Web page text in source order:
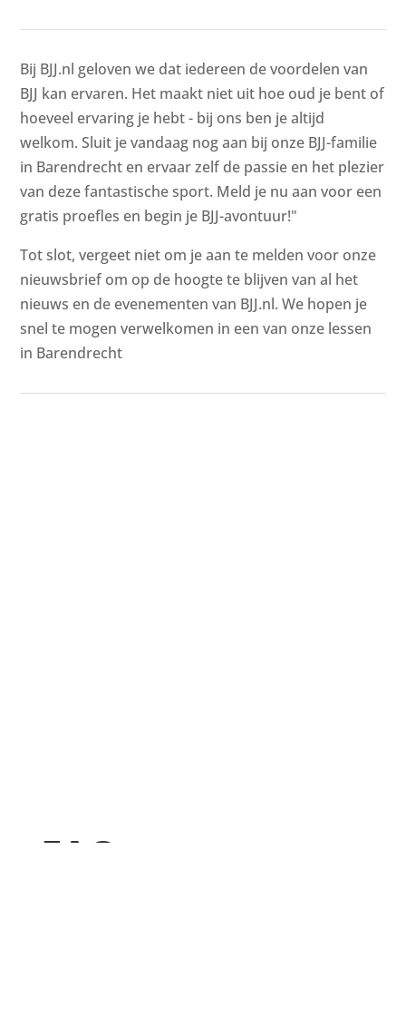
Bij BJJ.nl geloven we dat iedereen de voordelen van
BJJ kan ervaren. Het maakt niet uit hoe oud je bent of
hoeveel ervaring je hebt - bij ons ben je altijd
welkom. Sluit je vandaag nog aan bij onze BJJ-familie
in Barendrecht en ervaar zelf de passie en het plezier
van deze fantastische sport. Meld je nu aan voor een
gratis proefles en begin je BJJ-avontuur!"
Tot slot, vergeet niet om je aan te melden voor onze
nieuwsbrief om op de hoogte te blijven van al het
nieuws en de evenementen van BJJ.nl. We hopen je
snel te mogen verwelkomen in een van onze lessen
in Barendrecht
FAQ